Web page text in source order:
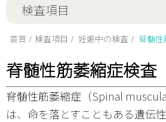
検査項目
首頁 検査項目 妊娠中の検査 脊髄
脊髄性筋萎縮症検査
脊髄性筋萎縮症（Spinal
は、命を落とすこともある遺伝